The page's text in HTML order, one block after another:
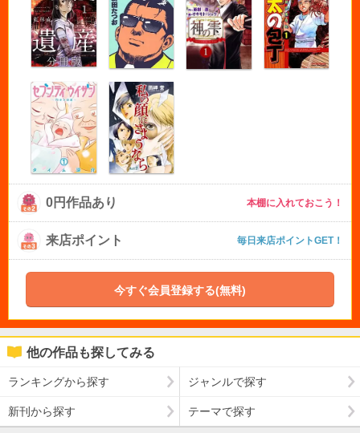
0円作品あり 本棚に入れておこう！
来店ポイント 毎日来店ポイントGET！
今すぐ会員登録する(無料)
他の作品も探してみる
ランキングから探す ジャンルで探す
新刊から探す テーマで探す